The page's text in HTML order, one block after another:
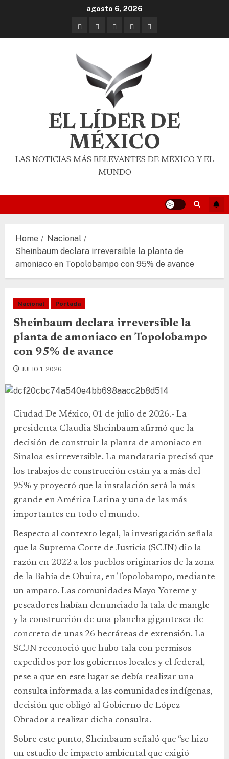
agosto 6, 2026
EL LÍDER DE
MÉXICO
LAS NOTICIAS MÁS RELEVANTES DE MÉXICO Y EL
MUNDO
Home
Nacional
Sheinbaum declara irreversible la planta de
amoniaco en Topolobampo con 95% de avance
Nacional Portada
Sheinbaum declara irreversible la
planta de amoniaco en Topolobampo
con 95% de avance
JULIO 1, 2026
Ciudad De México, 01 de julio de 2026.- La
presidenta Claudia Sheinbaum afirmó que la
decisión de construir la planta de amoniaco en
Sinaloa es irreversible. La mandataria precisó que
los trabajos de construcción están ya a más del
95% y proyectó que la instalación será la más
grande en América Latina y una de las más
importantes en todo el mundo.
Respecto al contexto legal, la investigación señala
que la Suprema Corte de Justicia (SCJN) dio la
razón en 2022 a los pueblos originarios de la zona
de la Bahía de Ohuira, en Topolobampo, mediante
un amparo. Las comunidades Mayo-Yoreme y
pescadores habían denunciado la tala de mangle
y la construcción de una plancha gigantesca de
concreto de unas 26 hectáreas de extensión. La
SCJN reconoció que hubo tala con permisos
expedidos por los gobiernos locales y el federal,
pese a que en este lugar se debía realizar una
consulta informada a las comunidades indígenas,
decisión que obligó al Gobierno de López
Obrador a realizar dicha consulta.
Sobre este punto, Sheinbaum señaló que “se hizo
un estudio de impacto ambiental que exigió